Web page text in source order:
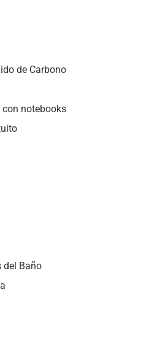
de Carbono
notebooks
del Baño